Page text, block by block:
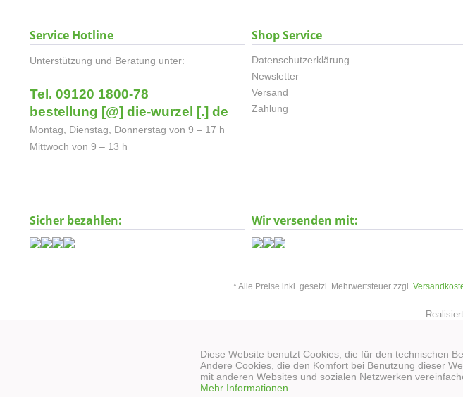
Service Hotline
Unterstützung und Beratung unter:
Tel. 09120 1800-78
bestellung [@] die-wurzel [.] de
Montag, Dienstag, Donnerstag von 9 – 17 h
Mittwoch von 9 – 13 h
Shop Service
Datenschutzerklärung
Newsletter
Versand
Zahlung
Sicher bezahlen: Wir versenden mit:
* Alle Preise inkl. gesetzl. Mehrwertsteuer zzgl.
Diese Website benutzt Cookies, die für den technischen
Andere Cookies, die den Komfort bei Benutzung dieser
mit anderen Websites und sozialen Netzwerken
Mehr Informationen